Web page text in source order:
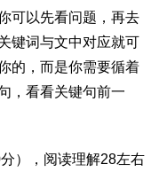
可以先看问题，再去
键词与文中对应就可
的，而是你需要循着
，看看关键句前一
），阅读理解28左右